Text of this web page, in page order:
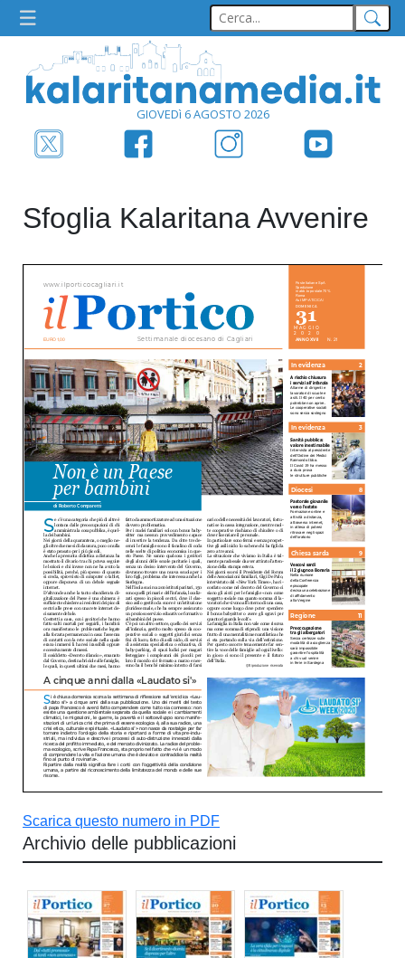
GIOVEDì 6 AGOSTO 2026
Sfoglia Kalaritana Avvenire
Scarica questo numero in PDF
Archivio delle pubblicazioni